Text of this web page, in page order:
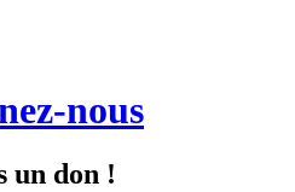
nous
un don !